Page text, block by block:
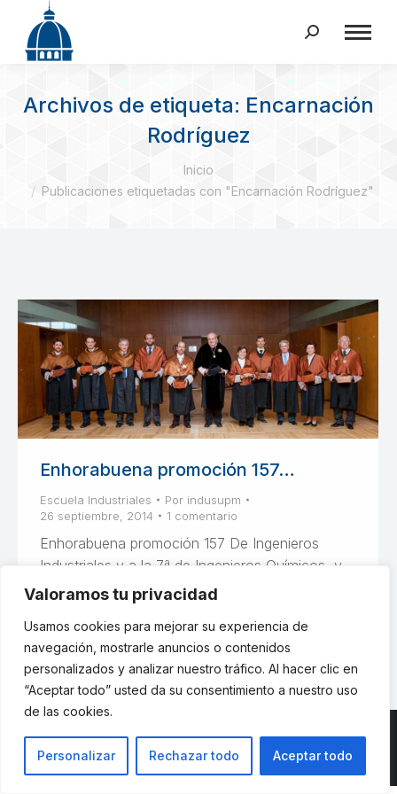
Valoramos tu privacidad
Usamos cookies para mejorar su experiencia de
navegación, mostrarle anuncios o contenidos
personalizados y analizar nuestro tráfico. Al hacer clic en
“Aceptar todo” usted da su consentimiento a nuestro uso
de las cookies.
Personalizar Rechazar todo Aceptar todo
Buscar:
Archivos de etiqueta: Encarnación
Rodríguez
Inicio
Publicaciones etiquetadas con "Encarnación Rodríguez"
Enhorabuena promoción 157…
Escuela Industriales Por indusupm
26 septiembre, 2014
1 comentario
Enhorabuena promoción 157 De Ingenieros
Industriales y a la 7ª de Ingenieros Químicos, y
9ª de Ingenieros en Automática y Electrónica y
de Organización.